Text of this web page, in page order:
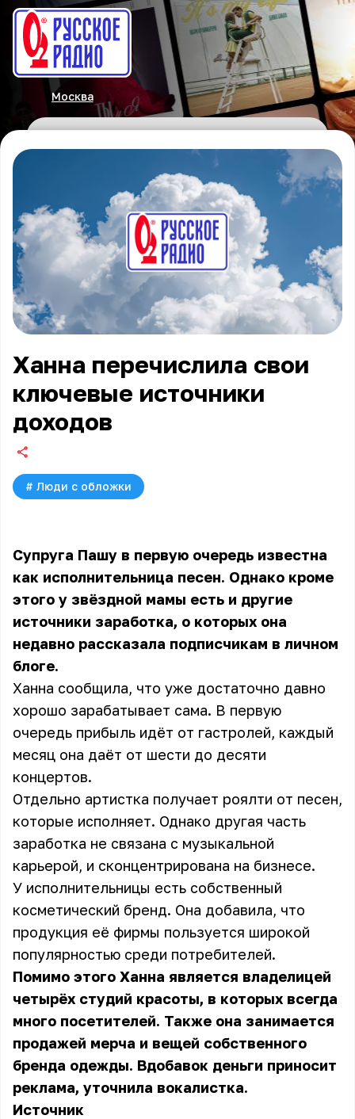
Москва
Ханна перечислила свои
ключевые источники
доходов
# Люди с обложки
Супруга Пашу в первую очередь известна
как исполнительница песен. Однако кроме
этого у звёздной мамы есть и другие
источники заработка, о которых она
недавно рассказала подписчикам в личном
блоге.
Ханна сообщила, что уже достаточно давно
хорошо зарабатывает сама. В первую
очередь прибыль идёт от гастролей, каждый
месяц она даёт от шести до десяти
концертов.
Отдельно артистка получает роялти от песен,
которые исполняет. Однако другая часть
заработка не связана с музыкальной
карьерой, и сконцентрирована на бизнесе.
У исполнительницы есть собственный
косметический бренд. Она добавила, что
продукция её фирмы пользуется широкой
популярностью среди потребителей.
Помимо этого Ханна является владелицей
четырёх студий красоты, в которых всегда
много посетителей. Также она занимается
продажей мерча и вещей собственного
бренда одежды. Вдобавок деньги приносит
реклама, уточнила вокалистка.
Источник